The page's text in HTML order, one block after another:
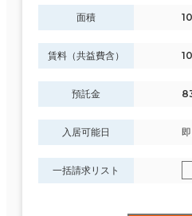
面積
賃料（共益費含）
預託金
入居可能日
一括請求リスト